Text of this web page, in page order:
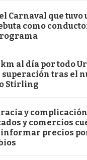
Carnaval que tuvo
como
al día por todo
tras el
Stirling
y
y comercios
precios